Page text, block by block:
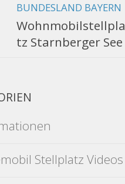
BUNDESLAND BAYERN
Wohnmobilstellpla
tz Starnberger See
Stellplatz Videos